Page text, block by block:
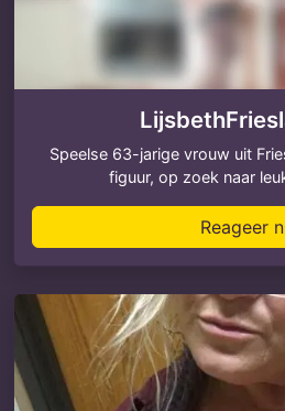
Speelse 63-jarige vrouw uit
figuur, op zoek naar
Reageer